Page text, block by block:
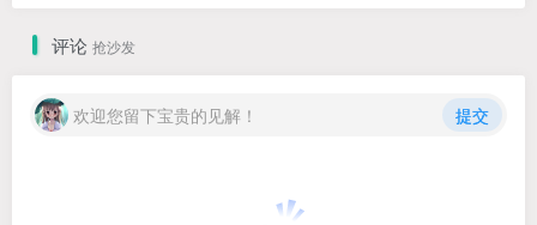
评论 抢沙发
欢迎您留下宝贵的见解！ 提交